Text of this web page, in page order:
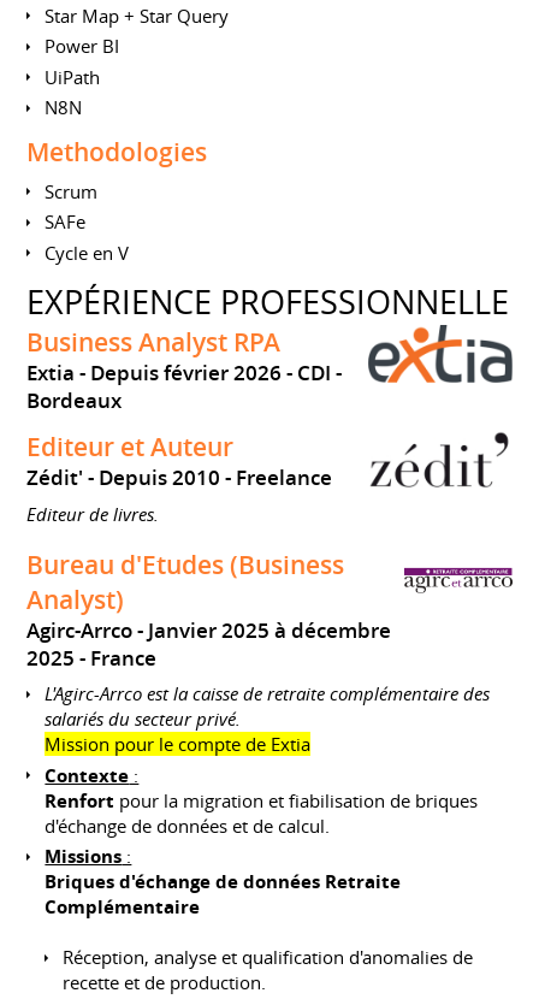
Star Map + Star Query
Power BI
UiPath
N8N
Methodologies
Scrum
SAFe
Cycle en V
EXPÉRIENCE PROFESSIONNELLE
Business Analyst RPA
Extia Depuis février 2026 CDI
Bordeaux
Editeur et Auteur
Zédit' Depuis 2010 Freelance
Editeur de livres.
Bureau d'Etudes (Business
Analyst)
Agirc-Arrco
Janvier 2025 à décembre
2025 France
L'Agirc-Arrco est la caisse de retraite complémentaire des
salariés du secteur privé.
Mission pour le compte de Extia
Contexte :
Renfort pour la migration et fiabilisation de briques
d'échange de données et de calcul.
Missions :
Briques d'échange de données Retraite
Complémentaire
Réception, analyse et qualification d'anomalies de
recette et de production.